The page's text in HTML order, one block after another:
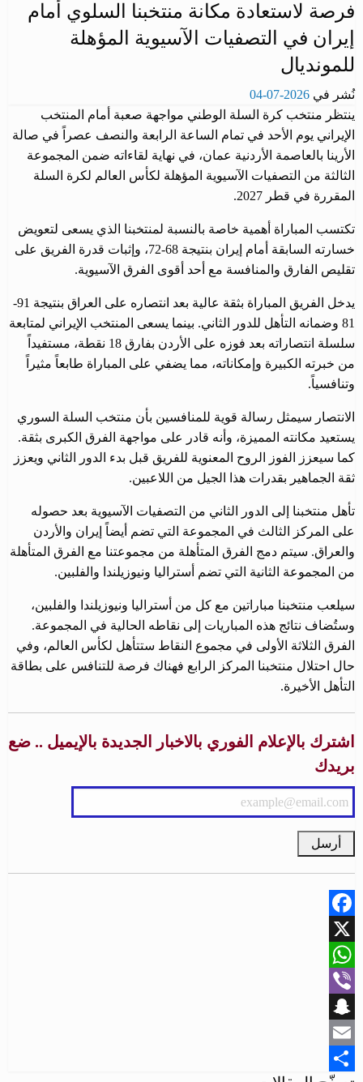
فرصة لاستعادة مكانة منتخبنا السلوي أمام
إيران في التصفيات الآسيوية المؤهلة
للمونديال
نُشر في 2026-07-04
ينتظر منتخب كرة السلة الوطني مواجهة صعبة أمام المنتخب
الإيراني يوم الأحد في تمام الساعة الرابعة والنصف عصراً في صالة
الأرينا بالعاصمة الأردنية عمان، في نهاية لقاءاته ضمن المجموعة
الثالثة من التصفيات الآسيوية المؤهلة لكأس العالم لكرة السلة
المقررة في قطر 2027.
تكتسب المباراة أهمية خاصة بالنسبة لمنتخبنا الذي يسعى لتعويض
خسارته السابقة أمام إيران بنتيجة 68-72، وإثبات قدرة الفريق على
تقليص الفارق والمنافسة مع أحد أقوى الفرق الآسيوية.
يدخل الفريق المباراة بثقة عالية بعد انتصاره على العراق بنتيجة 91-
81 وضمانه التأهل للدور الثاني. بينما يسعى المنتخب الإيراني لمتابعة
سلسلة انتصاراته بعد فوزه على الأردن بفارق 18 نقطة، مستفيداً
من خبرته الكبيرة وإمكاناته، مما يضفي على المباراة طابعاً مثيراً
وتنافسياً.
الانتصار سيمثل رسالة قوية للمنافسين بأن منتخب السلة السوري
يستعيد مكانته المميزة، وأنه قادر على مواجهة الفرق الكبرى بثقة.
كما سيعزز الفوز الروح المعنوية للفريق قبل بدء الدور الثاني ويعزز
ثقة الجماهير بقدرات هذا الجيل من اللاعبين.
تأهل منتخبنا إلى الدور الثاني من التصفيات الآسيوية بعد حصوله
على المركز الثالث في المجموعة التي تضم أيضاً إيران والأردن
والعراق. سيتم دمج الفرق المتأهلة من مجموعتنا مع الفرق المتأهلة
من المجموعة الثانية التي تضم أستراليا ونيوزيلندا والفلبين.
سيلعب منتخبنا مباراتين مع كل من أستراليا ونيوزيلندا والفلبين،
وستُضاف نتائج هذه المباريات إلى نقاطه الحالية في المجموعة.
الفرق الثلاثة الأولى في مجموع النقاط ستتأهل لكأس العالم، وفي
حال احتلال منتخبنا المركز الرابع فهناك فرصة للتنافس على بطاقة
التأهل الأخيرة.
اشترك بالإعلام الفوري بالاخبار الجديدة بالإيميل .. ضع
بريدك
Facebook
X
WhatsApp
Viber
Snapchat
Email